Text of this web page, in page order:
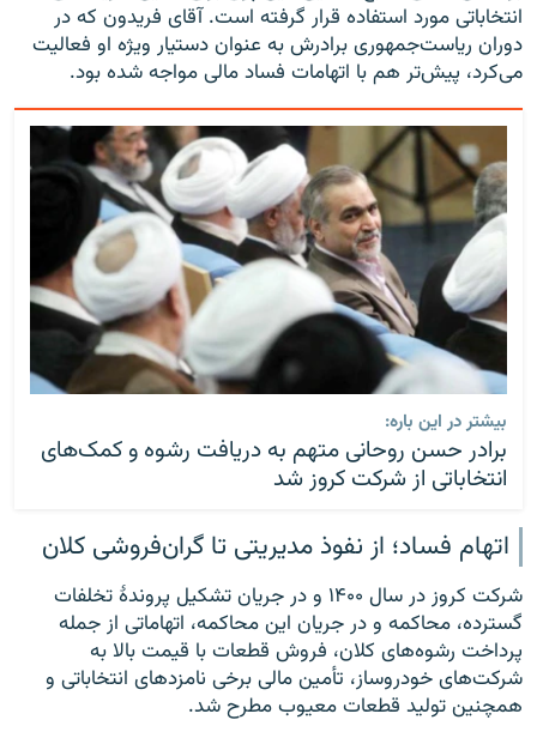
انتخاباتی مورد استفاده قرار گرفته است. آقای فریدون که در
دوران ریاست‌جمهوری برادرش به عنوان دستیار ویژه او فعالیت
می‌کرد، پیش‌تر هم با اتهامات فساد مالی مواجه شده بود.
بیشتر در این باره:
برادر حسن روحانی متهم به دریافت رشوه و کمک‌های
انتخاباتی از شرکت کروز شد
اتهام فساد؛ از نفوذ مدیریتی تا گران‌فروشی کلان
شرکت کروز در سال ۱۴۰۰ و در جریان تشکیل پروندهٔ تخلفات
گسترده، محاکمه و در جریان این محاکمه، اتهاماتی از جمله
پرداخت رشوه‌های کلان، فروش قطعات با قیمت‌ بالا به
شرکت‌های خودروساز، تأمین مالی برخی نامزدهای انتخاباتی و
همچنین تولید قطعات معیوب مطرح شد.